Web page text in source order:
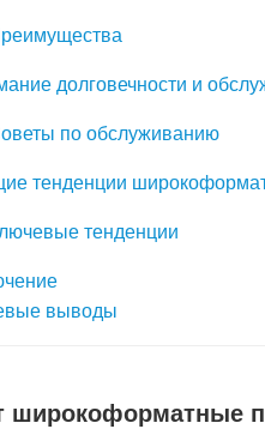
долговечности и
по обслуживанию
тенденции
тенденции
выводы
широкоформатные